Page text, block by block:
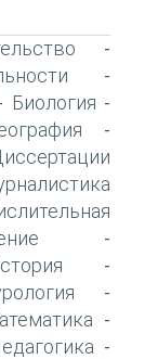
-
-
Биология -
-
-
-
-
-
-